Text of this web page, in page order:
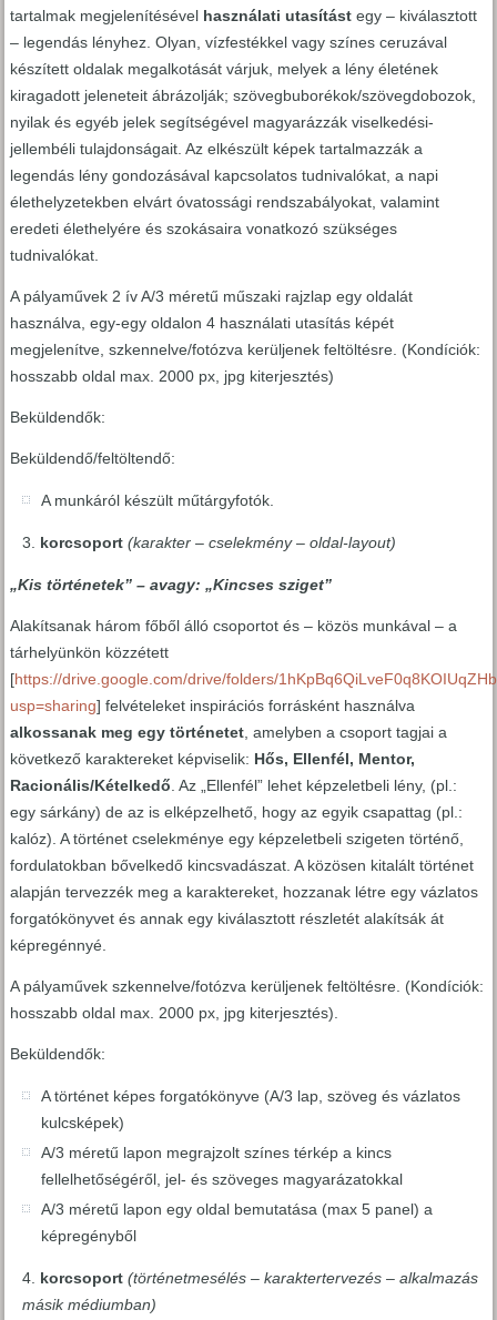
tartalmak megjelenítésével használati utasítást egy – kiválasztott
– legendás lényhez. Olyan, vízfestékkel vagy színes ceruzával
készített oldalak megalkotását várjuk, melyek a lény életének
kiragadott jeleneteit ábrázolják; szövegbuborékok/szövegdobozok,
nyilak és egyéb jelek segítségével magyarázzák viselkedési-
jellembéli tulajdonságait. Az elkészült képek tartalmazzák a
legendás lény gondozásával kapcsolatos tudnivalókat, a napi
élethelyzetekben elvárt óvatossági rendszabályokat, valamint
eredeti élethelyére és szokásaira vonatkozó szükséges
tudnivalókat.
A pályaművek 2 ív A/3 méretű műszaki rajzlap egy oldalát
használva, egy-egy oldalon 4 használati utasítás képét
megjelenítve, szkennelve/fotózva kerüljenek feltöltésre. (Kondíciók:
hosszabb oldal max. 2000 px, jpg kiterjesztés)
Beküldendők:
Beküldendő/feltöltendő:
A munkáról készült műtárgyfotók.
korcsoport (karakter – cselekmény – oldal-layout)
„Kis történetek” – avagy: „Kincses sziget”
Alakítsanak három főből álló csoportot és – közös munkával – a
tárhelyünkön közzétett
[https://drive.google.com/drive/folders/
usp=sharing] felvételeket inspirációs forrásként használva
alkossanak meg egy történetet , amelyben a csoport tagjai a
következő karaktereket képviselik: Hős, Ellenfél, Mentor,
Racionális/Kételkedő . Az „Ellenfél” lehet képzeletbeli lény, (pl.:
egy sárkány) de az is elképzelhető, hogy az egyik csapattag (pl.:
kalóz). A történet cselekménye egy képzeletbeli szigeten történő,
fordulatokban bővelkedő kincsvadászat. A közösen kitalált történet
alapján tervezzék meg a karaktereket, hozzanak létre egy vázlatos
forgatókönyvet és annak egy kiválasztott részletét alakítsák át
képregénnyé.
A pályaművek szkennelve/fotózva kerüljenek feltöltésre. (Kondíciók:
hosszabb oldal max. 2000 px, jpg kiterjesztés).
Beküldendők:
A történet képes forgatókönyve (A/3 lap, szöveg és vázlatos
kulcsképek)
A/3 méretű lapon megrajzolt színes térkép a kincs
fellelhetőségéről, jel- és szöveges magyarázatokkal
A/3 méretű lapon egy oldal bemutatása (max 5 panel) a
képregényből
korcsoport (történetmesélés – karaktertervezés – alkalmazás
másik médiumban)